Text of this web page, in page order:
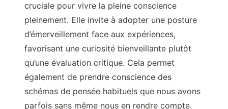
cruciale pour vivre la pleine conscience
pleinement. Elle invite à adopter une posture
d’émerveillement face aux expériences,
favorisant une curiosité bienveillante plutôt
qu’une évaluation critique. Cela permet
également de prendre conscience des
schémas de pensée habituels que nous avons
parfois sans même nous en rendre compte.